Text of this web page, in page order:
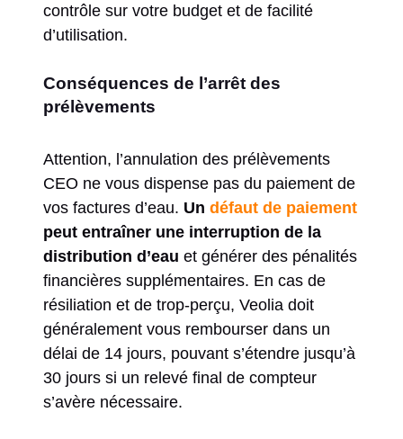
contrôle sur votre budget et de facilité
d’utilisation.
Conséquences de l’arrêt des
prélèvements
Attention, l’annulation des prélèvements
CEO ne vous dispense pas du paiement de
vos factures d’eau. Un défaut de paiement
peut entraîner une interruption de la
distribution d’eau et générer des pénalités
financières supplémentaires. En cas de
résiliation et de trop-perçu, Veolia doit
généralement vous rembourser dans un
délai de 14 jours, pouvant s’étendre jusqu’à
30 jours si un relevé final de compteur
s’avère nécessaire.